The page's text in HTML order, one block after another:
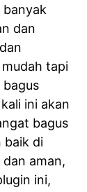
banyak
dan
tapi
bagus
ini akan
bagus
baik di
aman,
ini,